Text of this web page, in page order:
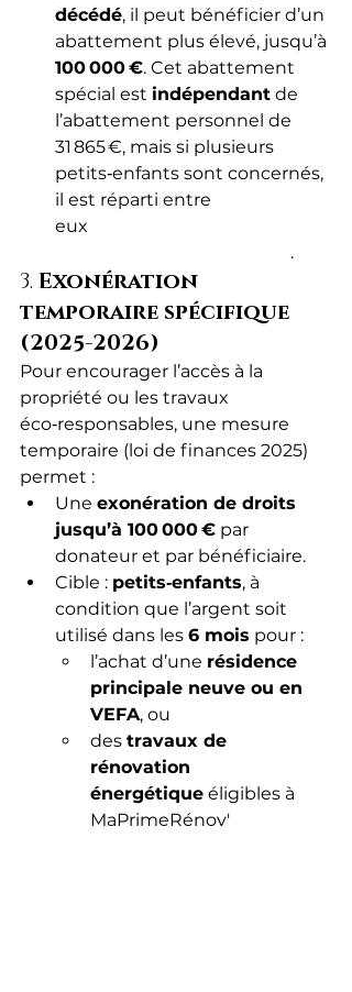
décédé, il peut bénéficier d’un
abattement plus élevé, jusqu’à
100 000 €. Cet abattement
spécial est indépendant de
l’abattement personnel de
31 865 €, mais si plusieurs
petits‑enfants sont concernés,
il est réparti entre
eux
.
3. Exonération
temporaire spécifique
(2025-2026)
Pour encourager l’accès à la
propriété ou les travaux
éco‑responsables, une mesure
temporaire (loi de finances 2025)
permet :
Une exonération de droits
jusqu’à 100 000 € par
donateur et par bénéficiaire.
Cible : petits‑enfants, à
condition que l’argent soit
utilisé dans les 6 mois pour :
l’achat d’une résidence
principale neuve ou en
VEFA, ou
des travaux de
rénovation
énergétique éligibles à
MaPrimeRénov'